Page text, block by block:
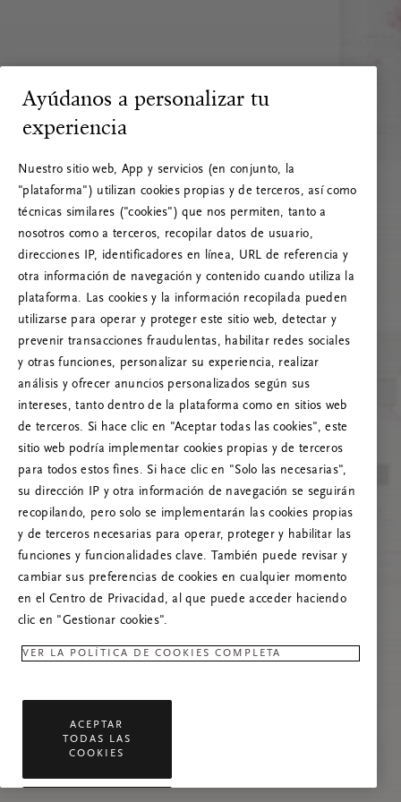
RITUALS 500
¡Vaya! Error de servidor
Prueba a actualizar esta página o, si el
problema persiste, ponte en contacto con
nosotros.
Ayúdanos a personalizar tu
experiencia
Nuestro sitio web, App y servicios (en conjunto, la
"plataforma") utilizan cookies propias y de terceros, así como
técnicas similares ("cookies") que nos permiten, tanto a
nosotros como a terceros, recopilar datos de usuario,
direcciones IP, identificadores en línea, URL de referencia y
otra información de navegación y contenido cuando utiliza la
plataforma. Las cookies y la información recopilada pueden
utilizarse para operar y proteger este sitio web, detectar y
prevenir transacciones fraudulentas, habilitar redes sociales
y otras funciones, personalizar su experiencia, realizar
análisis y ofrecer anuncios personalizados según sus
intereses, tanto dentro de la plataforma como en sitios web
de terceros. Si hace clic en "Aceptar todas las cookies", este
sitio web podría implementar cookies propias y de terceros
para todos estos fines. Si hace clic en "Solo las necesarias",
su dirección IP y otra información de navegación se seguirán
recopilando, pero solo se implementarán las cookies propias
y de terceros necesarias para operar, proteger y habilitar las
funciones y funcionalidades clave. También puede revisar y
cambiar sus preferencias de cookies en cualquier momento
en el Centro de Privacidad, al que puede acceder haciendo
clic en "Gestionar cookies".
VER LA POLÍTICA DE COOKIES COMPLETA
ACEPTAR
TODAS LAS
COOKIES